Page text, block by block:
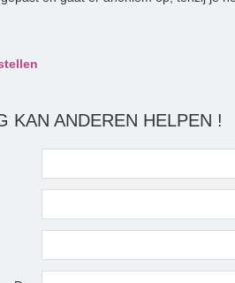
KAN ANDEREN HELPEN !